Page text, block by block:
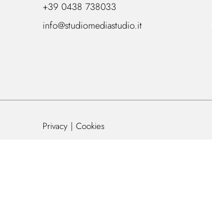
+39 0438 738033
info@studiomediastudio.it
Privacy Cookies